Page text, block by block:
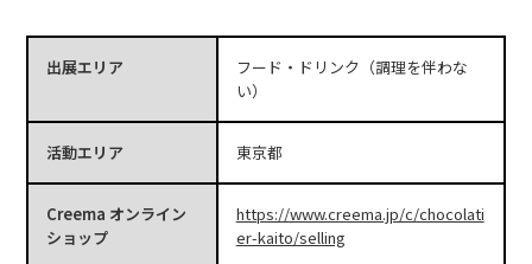
出展エリア
フード・ドリンク（調理を伴わな
い）
活動エリア 東京都
Creema オンライン
ショップ
https://www.creema.jp/c/chocolati
er-kaito/selling